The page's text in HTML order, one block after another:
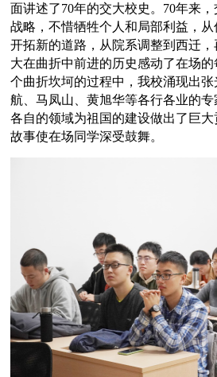
面讲述了70年的交大校史。 70年来，
战略，不惜牺牲个人和局部利益，
开拓新的道路，从院系调整到西迁
大在曲折中前进的历史感动了在场
个曲折坎坷的过程中，我校涌现出
航、马凤山、黄旭华等各行各业的
各自的领域为祖国的建设做出了巨
故事使在场同学深受鼓舞。